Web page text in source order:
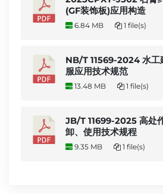
(GF装饰板)应用构造
6.84 MB 1 file(s)
NB/T 11569-2024 水工
服应用技术规范
13.48 MB 1 file(s)
JB/T 11699-2025 高处
卸、使用技术规程
9.35 MB 1 file(s)